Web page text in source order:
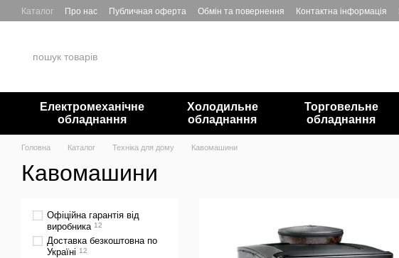
Перейти до основного контенту
Каталог Про нас Публичная оферта Обмін та повернення Контактна інформація
Електромеханічне
обладнання
Холодильне
обладнання
Торговельне
обладнання
Головна Каталог Техніка для дому Кавомашини
Кавомашини
Офіційна гарантія від
виробника 12
Доставка безкоштовна по
Україні 12